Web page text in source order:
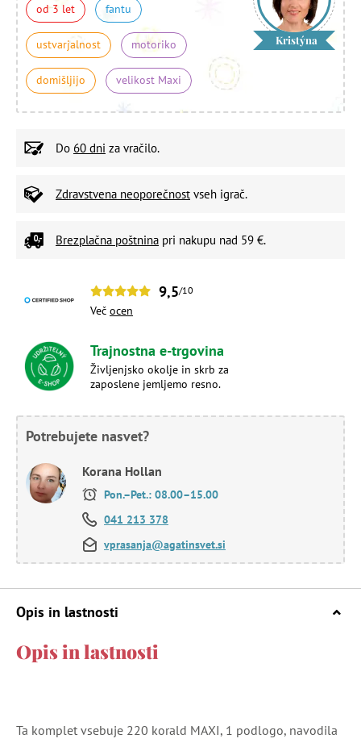
od 3 let fantu
ustvarjalnost motoriko
domišljijo velikost Maxi
Kristýna
Do 60 dni za vračilo.
Zdravstvena neoporečnost vseh igrač.
Brezplačna poštnina pri nakupu nad 59 €.
9,5/10
Več ocen
Trajnostna e-trgovina
Življenjsko okolje in skrb za
zaposlene jemljemo resno.
Potrebujete nasvet?
Korana Hollan
Pon.–Pet.: 08.00–15.00
041 213 378
vprasanja@agatinsvet.si
Opis in lastnosti
Opis in lastnosti
Ta komplet vsebuje 220 korald MAXI, 1 podlogo, navodila